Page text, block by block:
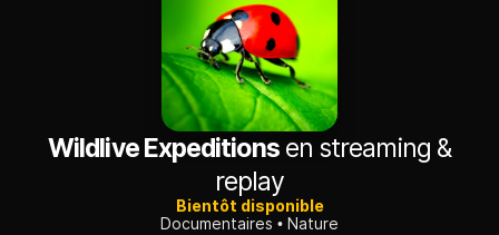
Wildlive Expeditionsen streaming &
replay
Bientôt disponible
Documentaires
Nature